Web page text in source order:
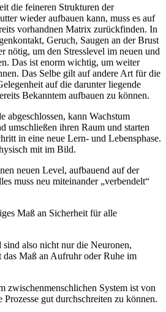
die feineren Strukturen der
wieder aufbauen kann, muss es auf
vorhandnen Matrix zurückfinden. In
Geruch, Saugen an der Brust
nötig, um den Stresslevel im neuen und
Das ist enorm wichtig, um weiter
Das Selbe gilt auf andere Art für die
auf die darunter liegende
Bekanntem aufbauen zu können.
abgeschlossen, kann Wachstum
umschließen ihren Raum und starten
in eine neue Lern- und Lebensphase.
mit im Bild.
neuen Level, aufbauend auf der
muss neu miteinander „verbendelt“
Maß an Sicherheit für alle
also nicht nur die Neuronen,
das Maß an Aufruhr oder Ruhe im
zwischenmenschlichen System ist von
gut durchschreiten zu können.